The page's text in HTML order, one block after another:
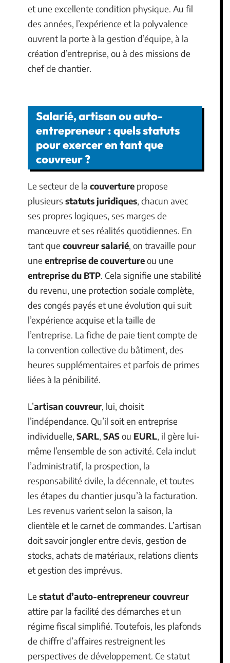
et une excellente condition physique. Au fil
des années, l’expérience et la polyvalence
ouvrent la porte à la gestion d’équipe, à la
création d’entreprise, ou à des missions de
chef de chantier.
Salarié, artisan ou auto-
entrepreneur : quels statuts
pour exercer en tant que
couvreur ?
Le secteur de la couverture propose
plusieurs statuts juridiques, chacun avec
ses propres logiques, ses marges de
manœuvre et ses réalités quotidiennes. En
tant que couvreur salarié, on travaille pour
une entreprise de couvertureou une
entreprise du BTP. Cela signifie une stabilité
du revenu, une protection sociale complète,
des congés payés et une évolution qui suit
l’expérience acquise et la taille de
l’entreprise. La fiche de paie tient compte de
la convention collective du bâtiment, des
heures supplémentaires et parfois de primes
liées à la pénibilité.
L’artisan couvreur, lui, choisit
l’indépendance. Qu’il soit en entreprise
individuelle, SARL, SASou EURL, il gère lui-
même l’ensemble de son activité. Cela inclut
l’administratif, la prospection, la
responsabilité civile, la décennale, et toutes
les étapes du chantier jusqu’à la facturation.
Les revenus varient selon la saison, la
clientèle et le carnet de commandes. L’artisan
doit savoir jongler entre devis, gestion de
stocks, achats de matériaux, relations clients
et gestion des imprévus.
Le statut d’auto-entrepreneur couvreur
attire par la facilité des démarches et un
régime fiscal simplifié. Toutefois, les plafonds
de chiffre d’affaires restreignent les
perspectives de développement. Ce statut